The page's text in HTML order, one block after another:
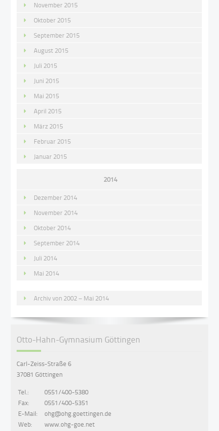
November 2015
Oktober 2015
September 2015
August 2015
Juli 2015
Juni 2015
Mai 2015
April 2015
März 2015
Februar 2015
Januar 2015
2014
Dezember 2014
November 2014
Oktober 2014
September 2014
Juli 2014
Mai 2014
Archiv von 2002 – Mai 2014
Otto-Hahn-Gymnasium Göttingen
Carl-Zeiss-Straße 6
37081 Göttingen
Tel.:
0551/400-5380
Fax:
0551/400-5351
E-Mail:
ohg@ohg.goettingen.de
Web:
www.ohg-goe.net